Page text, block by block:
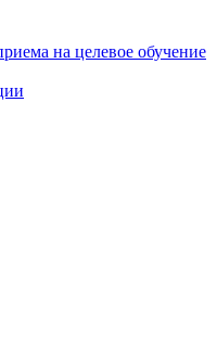
на целевое обучение